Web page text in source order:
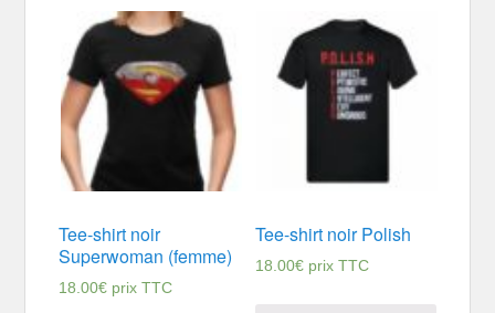
Tee-shirt noir
Superwoman (femme)
18.00€ prix TTC
Tee-shirt noir Polish
18.00€ prix TTC